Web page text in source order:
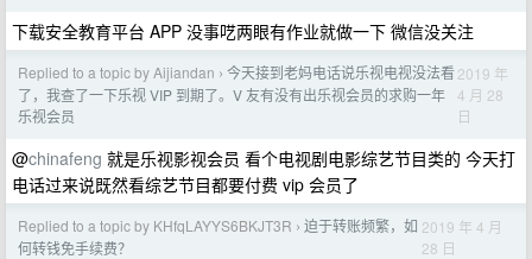
下载安全教育平台 APP 没事呓两眼有作业就做一下 微信没关注
Replied to a topic by Aijiandan › 今天接到老妈电话说乐视电视没法看
了，我查了一下乐视 VIP 到期了。V 友有没有出乐视会员的求购一年
乐视会员
2019 年
4 月 28
日
@chinafeng 就是乐视影视会员 看个电视剧电影综艺节目类的 今天打
电话过来说既然看综艺节目都要付费 vip 会员了
Replied to a topic by KHfqLAYYS6BKJT3R › 迫于转账频繁，如
何转钱免手续费？
2019 年 4 月
28 日